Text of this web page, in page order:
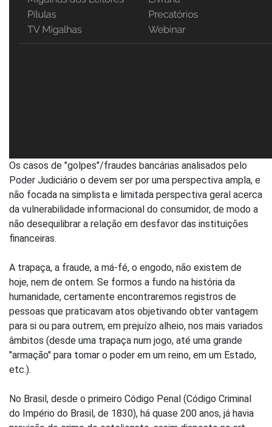
Os casos de "golpes"/fraudes bancárias analisados pelo
Poder Judiciário o devem ser por uma perspectiva ampla, e
não focada na simplista e limitada perspectiva geral acerca
da vulnerabilidade informacional do consumidor, de modo a
não desequilibrar a relação em desfavor das instituições
financeiras.
A trapaça, a fraude, a má-fé, o engodo, não existem de
hoje, nem de ontem. Se formos a fundo na história da
humanidade, certamente encontraremos registros de
pessoas que praticavam atos objetivando obter vantagem
para si ou para outrem, em prejuízo alheio, nos mais variados
âmbitos (desde uma trapaça num jogo, até uma grande
"armação" para tomar o poder em um reino, em um Estado,
etc.).
No Brasil, desde o primeiro Código Penal (Código Criminal
do Império do Brasil, de 1830), há quase 200 anos, já havia